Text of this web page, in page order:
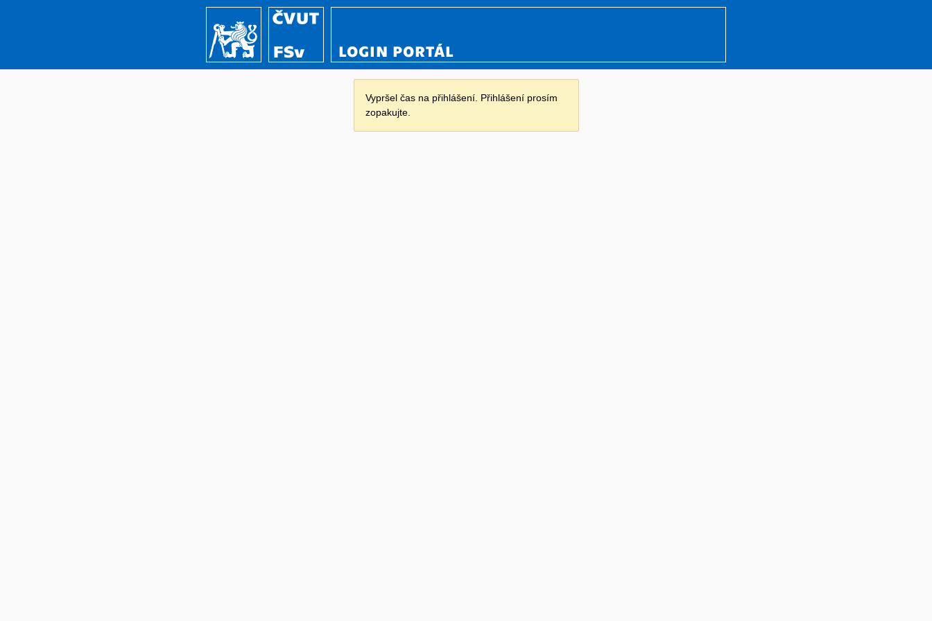
LOGIN PORTÁL
Vypršel čas na přihlášení. Přihlášení prosím
zopakujte.